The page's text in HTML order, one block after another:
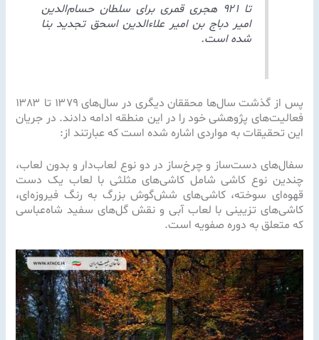
تا ۹۲۱ هجری قمری برای سلطان حسام‌الدین
امیر دباج بن امیر علاءالدین اسحق تجدید بنا
شده است.
پس از گذشت سال‌ها محققان دیگری در سال‌های ۱۳۷۹ تا ۱۳۸۳
فعالیت‌های پژوهشی خود را در این منطقه ادامه دادند. در جریان
این تحقیقات به مواردی اشاره شده است که عبارتند از:
سفال‌های دست‌ساز و چرخ‌ساز در دو نوع لعاب‌دار و بدون لعاب،
چندین نوع کاشی شامل کاشی‌های مثلثی با لعاب یک دست
قهوه‌ای سوخته، کاشی‌های شش‌گوش بزرگ به رنگ فیروزه‌ای،
کاشی‌های تزیینی با لعاب آبی و نقش گل‌های سفید شاه‌عباسی
که متعلق به دوره صفویه است.